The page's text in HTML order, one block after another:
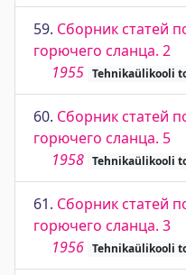
59. Сборник статей
горючего сланца. 2
1955 Tehnikaülikooli
60. Сборник статей
горючего сланца. 5
1958 Tehnikaülikooli
61. Сборник статей
горючего сланца. 3
1956 Tehnikaülikooli